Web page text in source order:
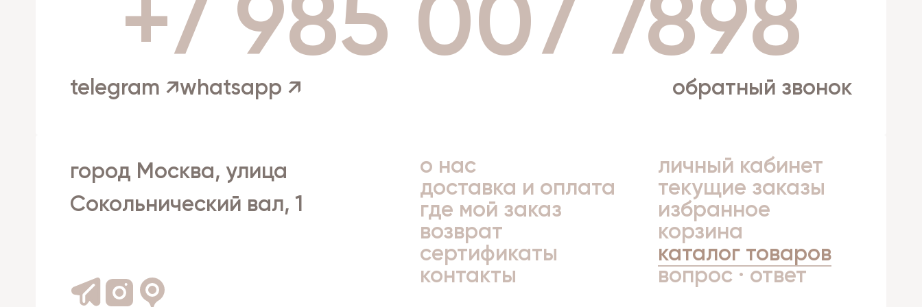
+7 985 007 7898
telegram ↗whatsapp ↗ обратный звонок
город Москва, улица
Сокольнический вал, 1
о нас
доставка и оплата
где мой заказ
возврат
сертификаты
контакты
личный кабинет
текущие заказы
избранное
корзина
каталог товаров
вопрос · ответ